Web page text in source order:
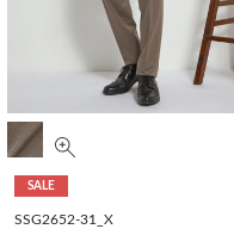
SALE
SSG2652-31_X